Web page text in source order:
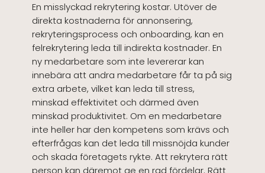
En misslyckad rekrytering kostar. Utöver de
direkta kostnaderna för annonsering,
rekryteringsprocess och onboarding, kan en
felrekrytering leda till indirekta kostnader. En
ny medarbetare som inte levererar kan
innebära att andra medarbetare får ta på sig
extra arbete, vilket kan leda till stress,
minskad effektivitet och därmed även
minskad produktivitet. Om en medarbetare
inte heller har den kompetens som krävs och
efterfrågas kan det leda till missnöjda kunder
och skada företagets rykte. Att rekrytera rätt